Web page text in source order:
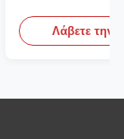
πατωμάτων
Λάβετε την